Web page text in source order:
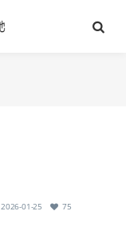
2026-01-25 75